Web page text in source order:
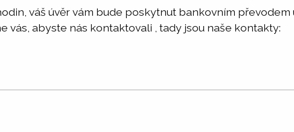
váš úvěr vám bude poskytnut bankovním
vás, abyste nás kontaktovali , tady jsou naše kontakty: